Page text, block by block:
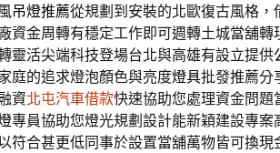
吊燈推薦從規劃到安裝的北歐復古風格
資金周轉有穩定工作即可週轉土城當舖轉
靈活尖端科技登場台北與高雄有設立提供
庭的追求燈泡顏色與亮度燈具批發推薦分
資北屯汽車借款快速協助您處理資金問
專員協助您燈光規劃設計能新穎建設專案
符合甚更低同事於設置當舖萬物皆可換現